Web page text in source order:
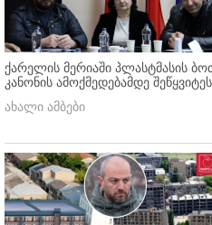
ქარელის მერიაში პლასტმასის
კანონის ამოქმედებამდე შეწყვიტეს
ახალი ამბები